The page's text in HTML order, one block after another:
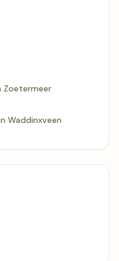
Zoetermeer
Waddinxveen